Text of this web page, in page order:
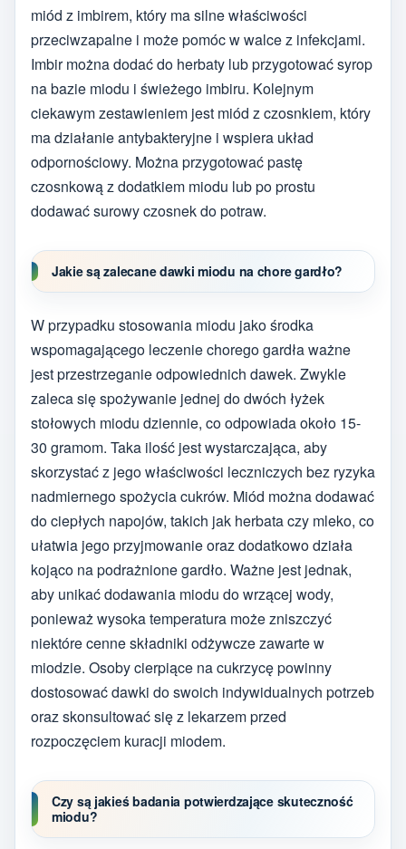
miód z imbirem, który ma silne właściwości
przeciwzapalne i może pomóc w walce z infekcjami.
Imbir można dodać do herbaty lub przygotować syrop
na bazie miodu i świeżego imbiru. Kolejnym
ciekawym zestawieniem jest miód z czosnkiem, który
ma działanie antybakteryjne i wspiera układ
odpornościowy. Można przygotować pastę
czosnkową z dodatkiem miodu lub po prostu
dodawać surowy czosnek do potraw.
Jakie są zalecane dawki miodu na chore gardło?
W przypadku stosowania miodu jako środka
wspomagającego leczenie chorego gardła ważne
jest przestrzeganie odpowiednich dawek. Zwykle
zaleca się spożywanie jednej do dwóch łyżek
stołowych miodu dziennie, co odpowiada około 15-
30 gramom. Taka ilość jest wystarczająca, aby
skorzystać z jego właściwości leczniczych bez ryzyka
nadmiernego spożycia cukrów. Miód można dodawać
do ciepłych napojów, takich jak herbata czy mleko, co
ułatwia jego przyjmowanie oraz dodatkowo działa
kojąco na podrażnione gardło. Ważne jest jednak,
aby unikać dodawania miodu do wrzącej wody,
ponieważ wysoka temperatura może zniszczyć
niektóre cenne składniki odżywcze zawarte w
miodzie. Osoby cierpiące na cukrzycę powinny
dostosować dawki do swoich indywidualnych potrzeb
oraz skonsultować się z lekarzem przed
rozpoczęciem kuracji miodem.
Czy są jakieś badania potwierdzające skuteczność
miodu?